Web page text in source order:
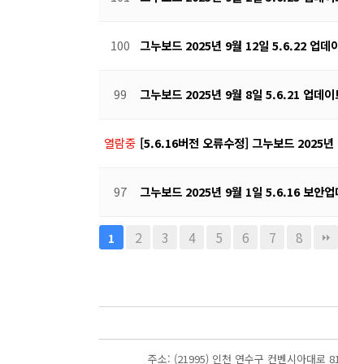
100 그누보드 2025년 9월 12일 5.6.22 업데
99 그누보드 2025년 9월 8일 5.6.21 업데이
열람중 [5.6.16버전 오류수정] 그누보드 2025
97 그누보드 2025년 9월 1일 5.6.16 보안업
1 2 3 4 5 6 7 8
주소: (21995) 인천 연수구 컨벤시아대로